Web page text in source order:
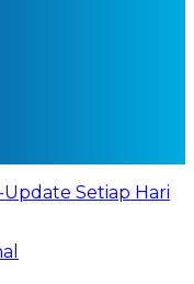
Setiap Hari